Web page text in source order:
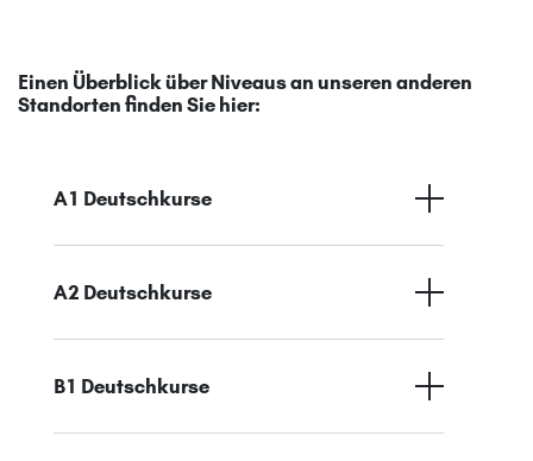
Einen Überblick über Niveaus an unseren anderen
Standorten finden Sie hier:
A1 Deutschkurse
A2 Deutschkurse
B1 Deutschkurse